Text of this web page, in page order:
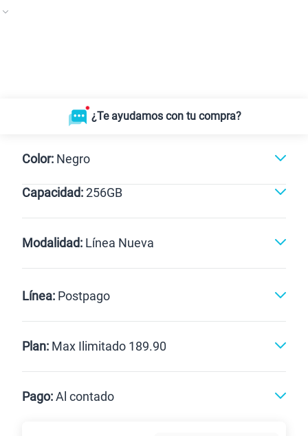
¿Te ayudamos con tu compra?
Color: Negro
Negro
Capacidad:256GB
256GB
Modalidad: Línea Nueva
Renovación Celular liberado
Línea: Postpago
Postpago
Plan: Max Ilimitado 189.90
Pago:Al contado